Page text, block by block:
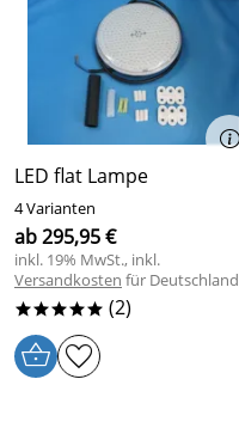
LED flat Lampe
4 Varianten
ab 295,95 €
inkl. 19% MwSt., inkl.
Versandkosten für Deutschland
***** (2)